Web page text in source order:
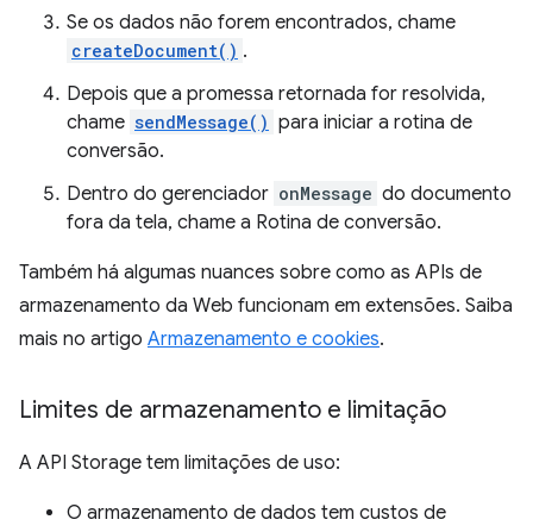
Se os dados não forem encontrados, chame
createDocument() .
Depois que a promessa retornada for resolvida,
chame sendMessage() para iniciar a rotina de
conversão.
Dentro do gerenciador onMessage do documento
fora da tela, chame a Rotina de conversão.
Também há algumas nuances sobre como as APIs de
armazenamento da Web funcionam em extensões. Saiba
mais no artigo Armazenamento e cookies.
Limites de armazenamento e limitação
A API Storage tem limitações de uso:
O armazenamento de dados tem custos de